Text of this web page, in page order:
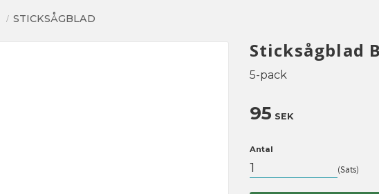
STICKSÅGBLAD
Sticksågblad
5-pack
95 SEK
Antal
Sats